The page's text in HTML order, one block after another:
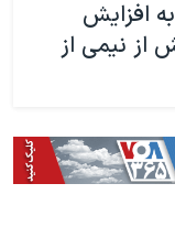
افزایش
از نیمی از